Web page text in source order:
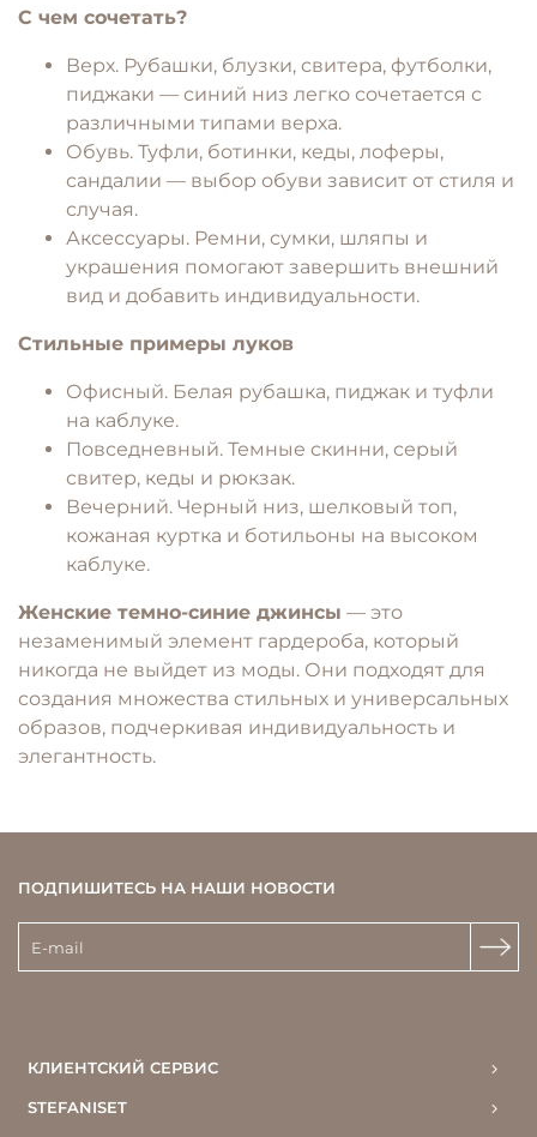
С чем сочетать?
Верх. Рубашки, блузки, свитера, футболки,
пиджаки — синий низ легко сочетается с
различными типами верха.
Обувь. Туфли, ботинки, кеды, лоферы,
сандалии — выбор обуви зависит от стиля и
случая.
Аксессуары. Ремни, сумки, шляпы и
украшения помогают завершить внешний
вид и добавить индивидуальности.
Стильные примеры луков
Офисный. Белая рубашка, пиджак и туфли
на каблуке.
Повседневный. Темные скинни, серый
свитер, кеды и рюкзак.
Вечерний. Черный низ, шелковый топ,
кожаная куртка и ботильоны на высоком
каблуке.
Женские темно-синие джинсы — это
незаменимый элемент гардероба, который
никогда не выйдет из моды. Они подходят для
создания множества стильных и универсальных
образов, подчеркивая индивидуальность и
элегантность.
КЛИЕНТСКИЙ СЕРВИС
STEFANISET
ПОДПИШИТЕСЬ НА НАШИ НОВОСТИ